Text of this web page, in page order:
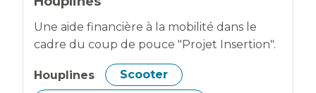
Une aide financière à la mobilité dans le
cadre du coup de pouce "Projet Insertion".
Houplines
Scooter